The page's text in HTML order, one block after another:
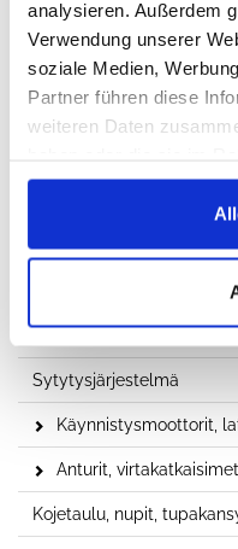
analysieren. Außerdem
Verwendung unserer
soziale Medien,
Partner führen diese
weiteren Daten
gesammelt haben.
Jäähdytys
Vetohihnat, kiilahihnat
Ketjutaljat, hihnakiristimet
Lämmitysjärjestelmä
Sytytysjärjestelmä
Käynnistysmoottorit,
Anturit,
Kojetaulu, nupit,